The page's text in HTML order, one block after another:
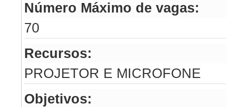
Número Máximo de vagas:
70
Recursos:
PROJETOR E MICROFONE
Objetivos: